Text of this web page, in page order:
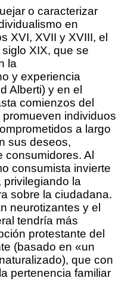
o caracterizar
en
XVI, XVII y XVIII, el
XIX, que se
la
y experiencia
Alberti) y en el
comienzos del
individuos
a largo
sus deseos,
Al
consumista invierte
privilegiando la
sobre la ciudadana.
neurotizantes y el
tendría más
protestante del
(basado en «un
que con
pertenencia familiar